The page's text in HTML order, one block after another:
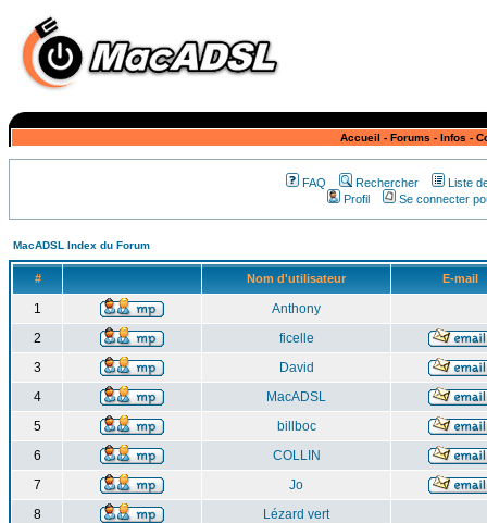
Accueil - Forums - Infos -
FAQ Rechercher
Liste
Profil
Se connecter
MacADSL Index du Forum
# Nom d'utilisateur E-mail
1
Anthony
2
ficelle
3
David
4
MacADSL
5
billboc
6
COLLIN
7
Jo
8
Lézard vert